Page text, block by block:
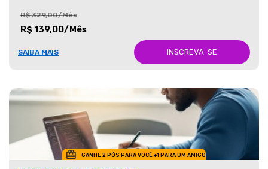
R$ 329,00/Mês
R$ 139,00/Mês
SAIBA MAIS INSCREVA-SE
GANHE 2 PÓS PARA VOCÊ +1 PARA UM AMIGO